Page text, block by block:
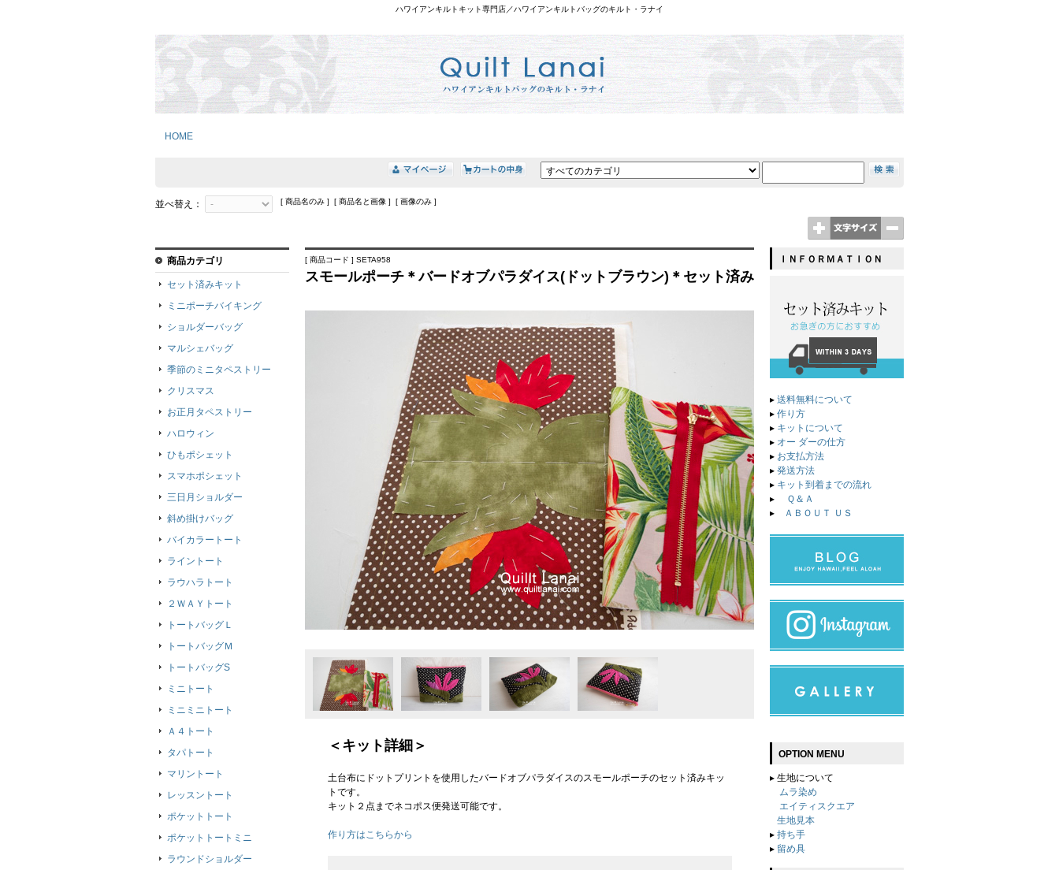
ハワイアンキルトキット専門店／ハワイアンキルトバッグのキルト・ラナイ
HOME
並べ替え： [ 商品名のみ ] [ 商品名と画像 ] [ 画像のみ ]
[ 商品コード ] SETA958
スモールポーチ＊バードオブパラダイス(ドットブラウン)＊セット済み
＜キット詳細＞
土台布にドットプリントを使用したバードオブパラダイスのスモールポーチのセット済みキッ
トです。
キット２点までネコポス便発送可能です。
作り方はこちらから
商品カテゴリ
セット済みキット
ミニポーチバイキング
ショルダーバッグ
マルシェバッグ
季節のミニタペストリー
クリスマス
お正月タペストリー
ハロウィン
ひもポシェット
スマホポシェット
三日月ショルダー
斜め掛けバッグ
バイカラートート
ライントート
ラウハラトート
２ＷＡＹトート
トートバッグＬ
トートバッグＭ
トートバッグS
ミニトート
ミニミニトート
Ａ４トート
タパトート
マリントート
レッスントート
ポケットトート
ポケットトートミニ
ラウンドショルダー
ＩＮＦＯＲＭＡＴＩＯＮ
▸ 送料無料について
▸ 作り方
▸ キットについて
▸ オー ダーの仕方
▸ お支払方法
▸ 発送方法
▸ キット到着までの流れ
▸
Ｑ＆Ａ
▸
ＡＢＯＵＴ ＵＳ
OPTION MENU
▸ 生地について
ムラ染め
エイティスクエア
生地見本
▸ 持ち手
▸ 留め具